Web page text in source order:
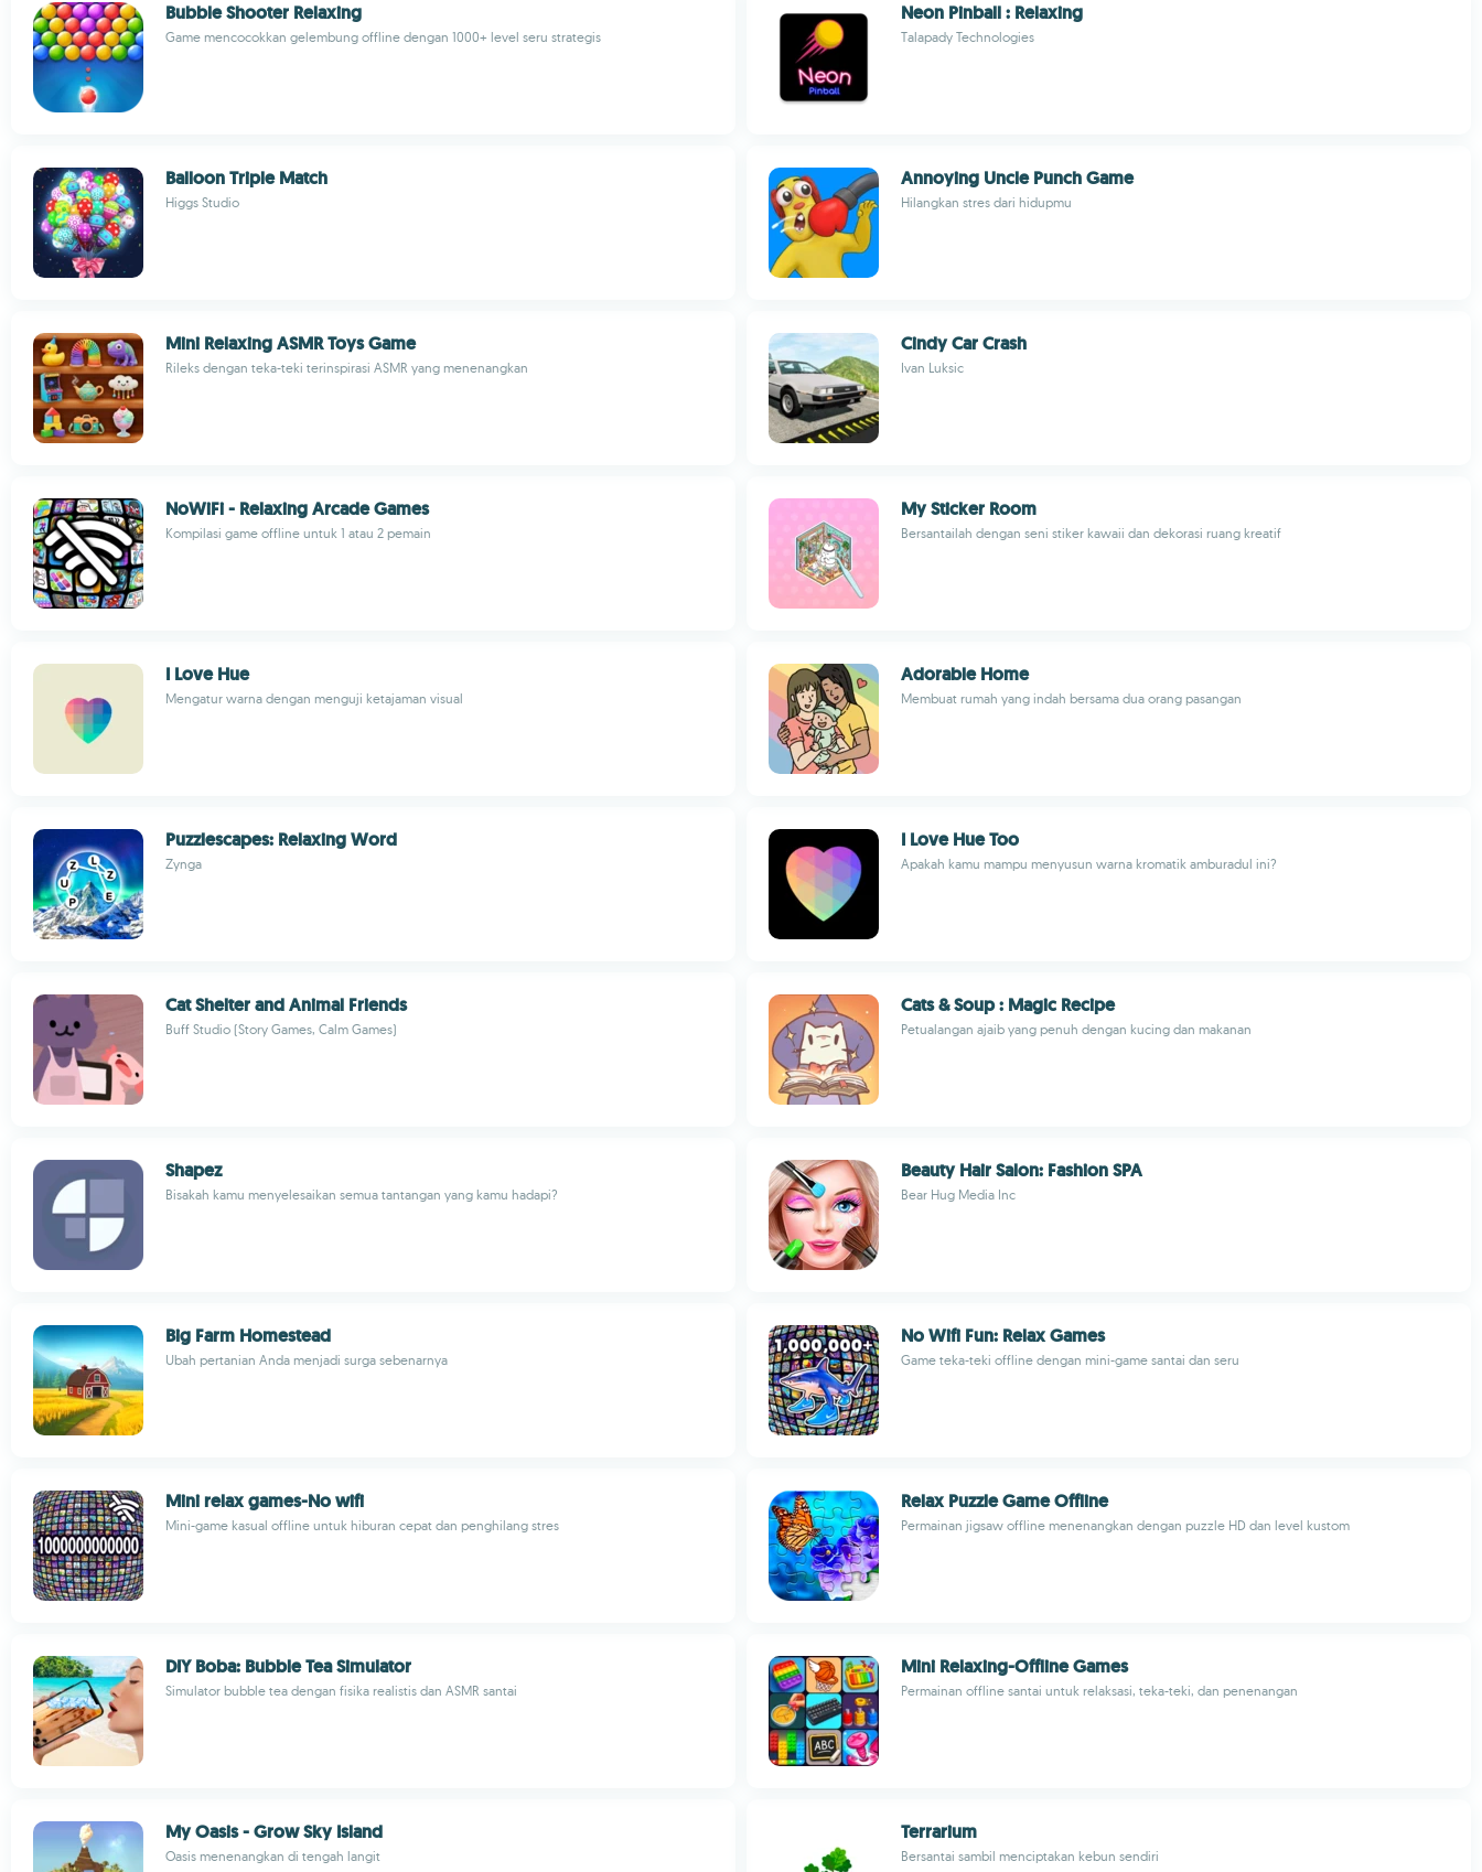
Bubble Shooter Relaxing
Game mencocokkan gelembung offline dengan 1000+ level seru strategis
Neon Pinball : Relaxing
Talapady Technologies
Balloon Triple Match
Higgs Studio
Annoying Uncle Punch Game
Hilangkan stres dari hidupmu
Mini Relaxing ASMR Toys Game
Rileks dengan teka-teki terinspirasi ASMR yang menenangkan
Cindy Car Crash
Ivan Luksic
NoWiFi - Relaxing Arcade Games
Kompilasi game offline untuk 1 atau 2 pemain
My Sticker Room
Bersantailah dengan seni stiker kawaii dan dekorasi ruang kreatif
I Love Hue
Mengatur warna dengan menguji ketajaman visual
Adorable Home
Membuat rumah yang indah bersama dua orang pasangan
Puzzlescapes: Relaxing Word
Zynga
I Love Hue Too
Apakah kamu mampu menyusun warna kromatik amburadul ini?
Cat Shelter and Animal Friends
Buff Studio (Story Games, Calm Games)
Cats & Soup : Magic Recipe
Petualangan ajaib yang penuh dengan kucing dan makanan
Shapez
Bisakah kamu menyelesaikan semua tantangan yang kamu hadapi?
Beauty Hair Salon: Fashion SPA
Bear Hug Media Inc
Big Farm Homestead
Ubah pertanian Anda menjadi surga sebenarnya
No Wifi Fun: Relax Games
Game teka-teki offline dengan mini-game santai dan seru
Mini relax games-No wifi
Mini-game kasual offline untuk hiburan cepat dan penghilang stres
Relax Puzzle Game Offline
Permainan jigsaw offline menenangkan dengan puzzle HD dan level kustom
DIY Boba: Bubble Tea Simulator
Simulator bubble tea dengan fisika realistis dan ASMR santai
Mini Relaxing-Offline Games
Permainan offline santai untuk relaksasi, teka-teki, dan penenangan
My Oasis - Grow Sky Island
Oasis menenangkan di tengah langit
Terrarium
Bersantai sambil menciptakan kebun sendiri